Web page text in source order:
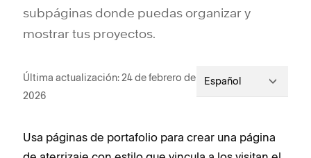
subpáginas donde puedas organizar y
mostrar tus proyectos.
Última actualización: 24 de febrero de
2026
Español
Usa páginas de portafolio para crear una página